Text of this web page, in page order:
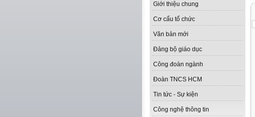
Giới thiệu chung
Cơ cấu tổ chức
Văn bản mới
Đảng bộ giáo dục
Công đoàn ngành
Đoàn TNCS HCM
Tin tức - Sự kiện
Công nghệ thông tin